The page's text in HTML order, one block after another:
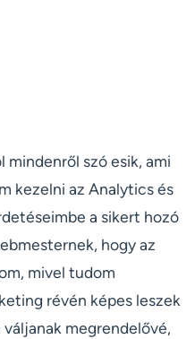
szó esik, ami
kezelni az Analytics és
a sikert hozó
hogy az
mivel tudom
révén képes leszek
megrendelővé,